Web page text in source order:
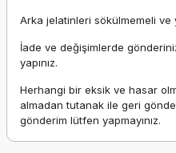
Arka jelatinleri sökülmemeli ve
İade ve değişimlerde
yapınız.
Herhangi bir eksik ve hasar
almadan tutanak ile geri
gönderim lütfen yapmayınız.